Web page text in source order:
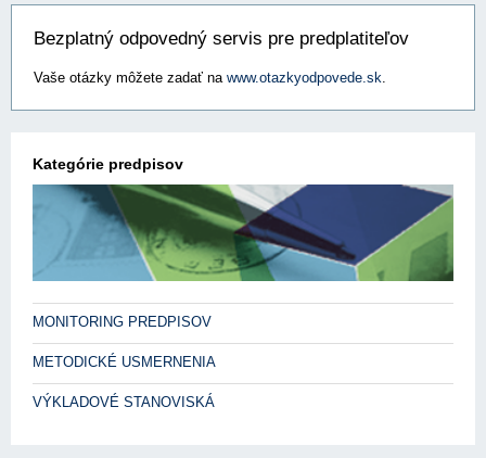
Bezplatný odpovedný servis pre predplatiteľov
Vaše otázky môžete zadať na www.otazkyodpovede.sk.
Kategórie predpisov
MONITORING PREDPISOV
METODICKÉ USMERNENIA
VÝKLADOVÉ STANOVISKÁ